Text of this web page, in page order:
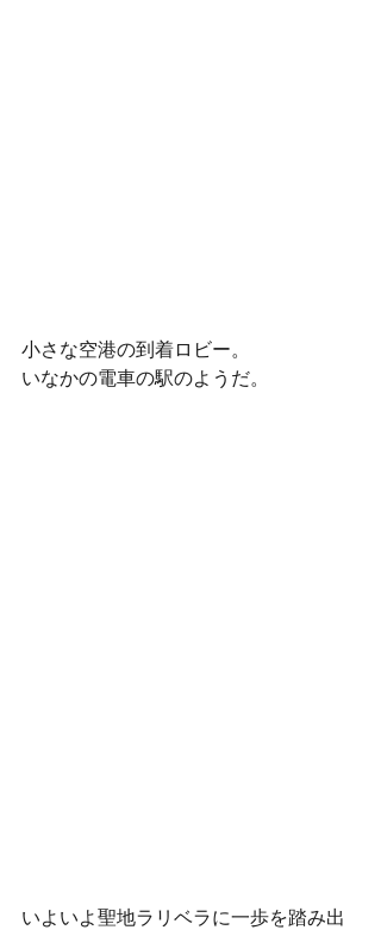
小さな空港の到着ロビー。
いなかの電車の駅のようだ。
いよいよ聖地ラリベラに一歩を踏み出